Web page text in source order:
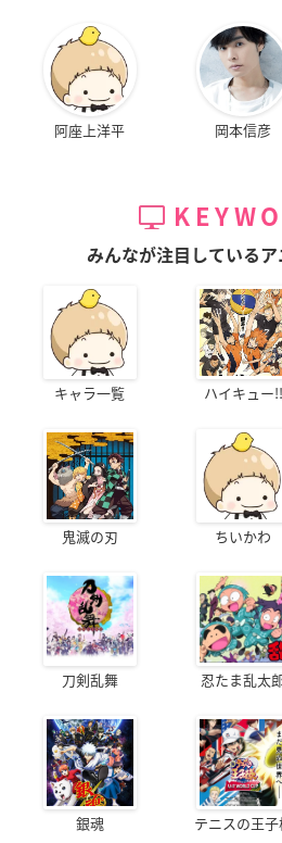
阿座上洋平 岡本信彦
みんなが注目している
キャラ一覧 ハイキュー!!
鬼滅の刃 ちいかわ
刀剣乱舞 忍たま乱太
銀魂 テニスの王子